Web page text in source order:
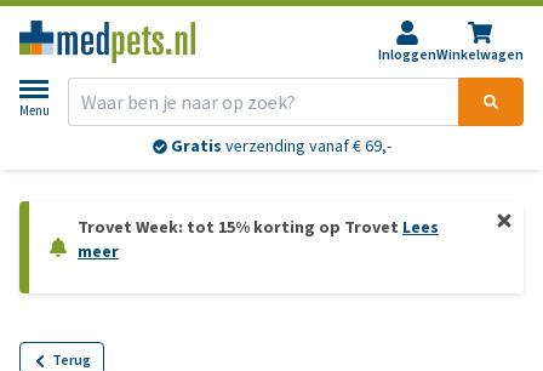
InloggenWinkelwagen
Menu
Gratis verzending vanaf € 69,-
Trovet Week: tot 15% korting op Trovet Lees
meer
Terug